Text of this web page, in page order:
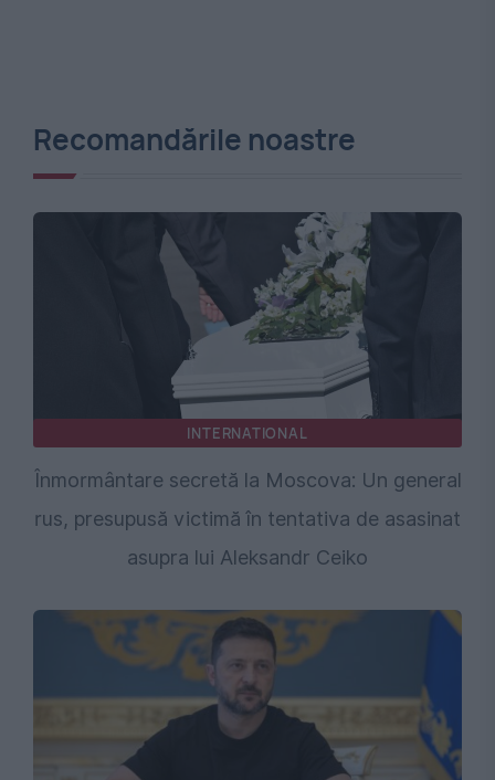
Recomandările noastre
INTERNATIONAL
Înmormântare secretă la Moscova: Un general
rus, presupusă victimă în tentativa de asasinat
asupra lui Aleksandr Ceiko